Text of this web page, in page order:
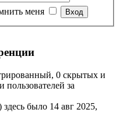
меня
0 скрытых и
пользователей за
здесь было 14 авг 2025,